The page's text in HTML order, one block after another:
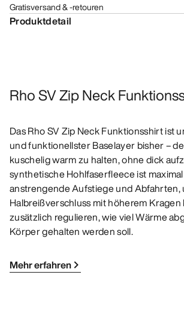
Gratisversand & -retouren
Produktdetail
Rho SV Zip Neck
Das Rho SV Zip Neck Funktionsshirt ist
und funktionellster Baselayer bisher –
kuschelig warm zu halten, ohne dick
synthetische Hohlfaserfleece ist
anstrengende Aufstiege und Abfahrten,
Halbreißverschluss mit höherem Kragen
zusätzlich regulieren, wie viel Wärme
Körper gehalten werden soll.
Mehr erfahren